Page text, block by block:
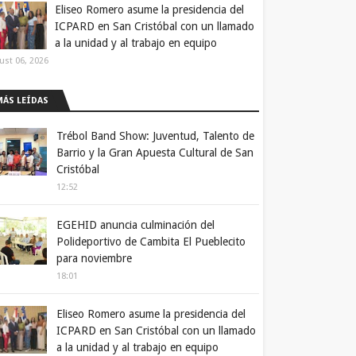
Eliseo Romero asume la presidencia del
ICPARD en San Cristóbal con un llamado
a la unidad y al trabajo en equipo
06, 2026
LEÍDAS
Trébol Band Show: Juventud, Talento de
Barrio y la Gran Apuesta Cultural de San
Cristóbal
12:52
EGEHID anuncia culminación del
Polideportivo de Cambita El Pueblecito
para noviembre
18:01
Eliseo Romero asume la presidencia del
ICPARD en San Cristóbal con un llamado
a la unidad y al trabajo en equipo